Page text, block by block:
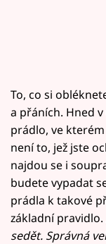
To, co si
a přáních. Hned
prádlo, ve
není to, jež jste
najdou se i
budete vypadat
prádla k takové
základní pravidlo.
sedět. Správná